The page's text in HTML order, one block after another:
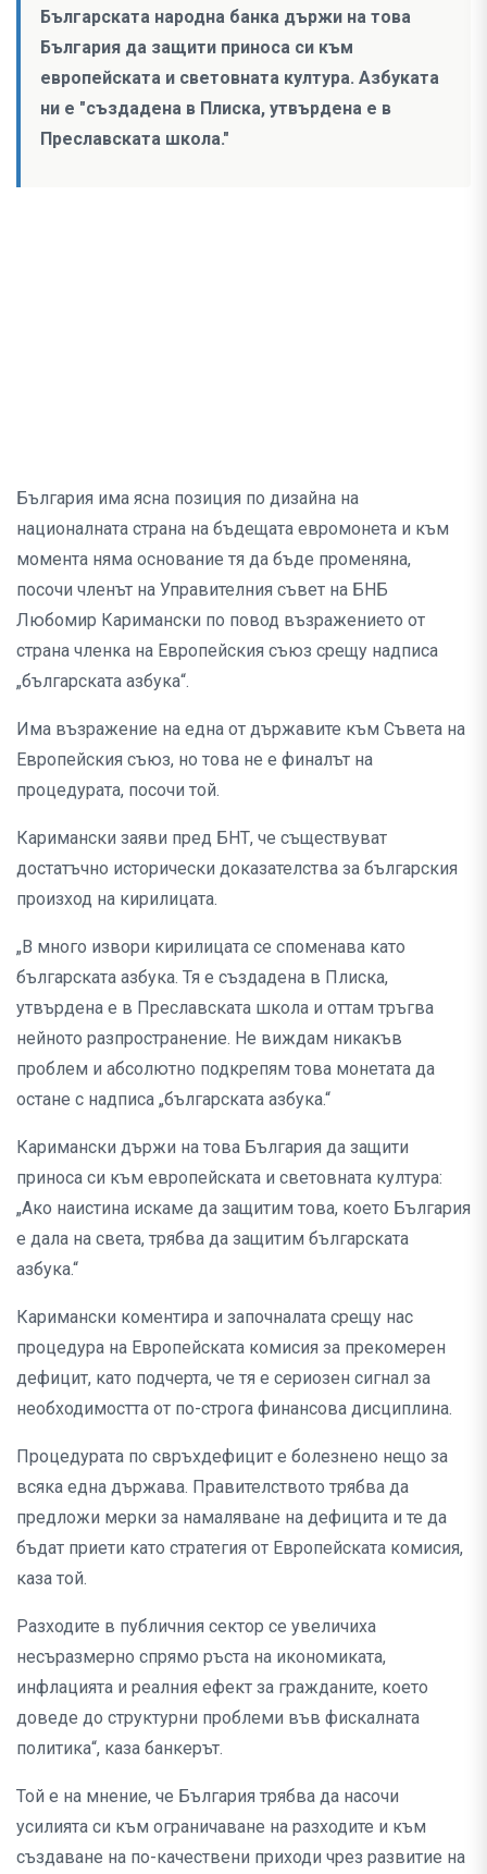
Българската народна банка държи на това
България да защити приноса си към
европейската и световната култура. Азбуката
ни е "създадена в Плиска, утвърдена е в
Преславската школа."
България има ясна позиция по дизайна на
националната страна на бъдещата евромонета и към
момента няма основание тя да бъде променяна,
посочи членът на Управителния съвет на БНБ
Любомир Каримански по повод възражението от
страна членка на Европейския съюз срещу надписа
„българската азбука“.
Има възражение на една от държавите към Съвета на
Европейския съюз, но това не е финалът на
процедурата, посочи той.
Каримански заяви пред БНТ, че съществуват
достатъчно исторически доказателства за българския
произход на кирилицата.
„В много извори кирилицата се споменава като
българската азбука. Тя е създадена в Плиска,
утвърдена е в Преславската школа и оттам тръгва
нейното разпространение. Не виждам никакъв
проблем и абсолютно подкрепям това монетата да
остане с надписа „българската азбука.“
Каримански държи на това България да защити
приноса си към европейската и световната култура:
„Ако наистина искаме да защитим това, което България
е дала на света, трябва да защитим българската
азбука.“
Каримански коментира и започналата срещу нас
процедура на Европейската комисия за прекомерен
дефицит, като подчерта, че тя е сериозен сигнал за
необходимостта от по-строга финансова дисциплина.
Процедурата по свръхдефицит е болезнено нещо за
всяка една държава. Правителството трябва да
предложи мерки за намаляване на дефицита и те да
бъдат приети като стратегия от Европейската комисия,
каза той.
Разходите в публичния сектор се увеличиха
несъразмерно спрямо ръста на икономиката,
инфлацията и реалния ефект за гражданите, което
доведе до структурни проблеми във фискалната
политика“, каза банкерът.
Той е на мнение, че България трябва да насочи
усилията си към ограничаване на разходите и към
създаване на по-качествени приходи чрез развитие на